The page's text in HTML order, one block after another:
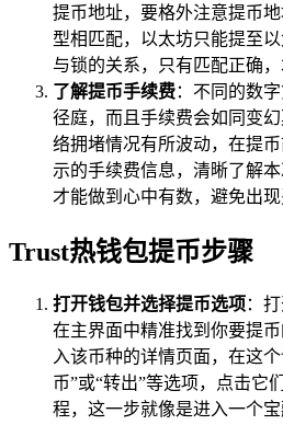
提币地址，要格外注意提币
型相匹配，以太坊只能提至
与锁的关系，只有匹配正确
了解提币手续费：不同的数
径庭，而且手续费会如同变
络拥堵情况有所波动，在提
示的手续费信息，清晰了解
才能做到心中有数，避免出现
Trust热钱包提币步骤
打开钱包并选择提币选项：
在主界面中精准找到你要提
入该币种的详情页面，在这
币”或“转出”等选项，点击它
程，这一步就像是进入一个